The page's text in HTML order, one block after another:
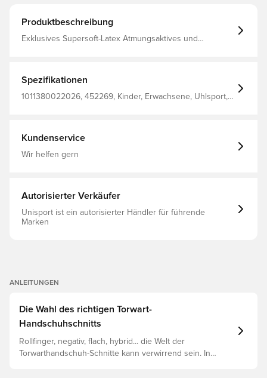
Produktbeschreibung
Exklusives Supersoft-Latex Atmungsaktives und
Stanzen Halbnegativer Schnitt
Spezifikationen
1011380022026, 452269, Kinder, Erwachsene, Uhlsport,
Kundenservice
Wir helfen gern
Autorisierter Verkäufer
Unisport ist ein autorisierter Händler für führende
Marken
ANLEITUNGEN
Die Wahl des richtigen Torwart-
Handschuhschnitts
Rollfinger, negativ, flach, hybrid... die Welt der
Torwarthandschuh-Schnitte kann verwirrend sein. In